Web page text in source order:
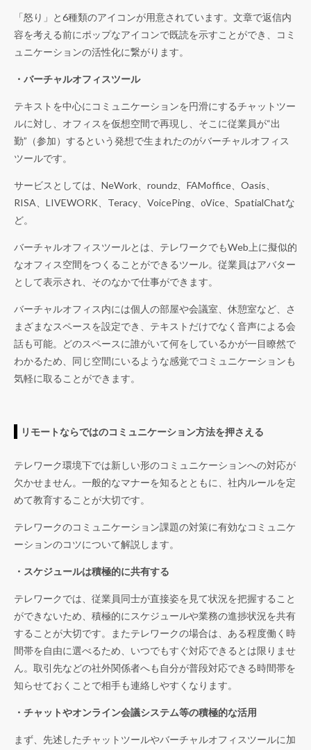
「怒り」と6種類のアイコンが用意されています。文章で返信内
容を考える前にポップなアイコンで既読を示すことができ、コミ
ュニケーションの活性化に繋がります。
・バーチャルオフィスツール
テキストを中心にコミュニケーションを円滑にするチャットツー
ルに対し、オフィスを仮想空間で再現し、そこに従業員が“出
勤”（参加）するという発想で生まれたのがバーチャルオフィス
ツールです。
サービスとしては、NeWork、roundz、FAMoffice、Oasis、
RISA、LIVEWORK、Teracy、VoicePing、oVice、SpatialChatな
ど。
バーチャルオフィスツールとは、テレワークでもWeb上に擬似的
なオフィス空間をつくることができるツール。従業員はアバター
として表示され、そのなかで仕事ができます。
バーチャルオフィス内には個人の部屋や会議室、休憩室など、さ
まざまなスペースを設定でき、テキストだけでなく音声による会
話も可能。どのスペースに誰がいて何をしているかが一目瞭然で
わかるため、同じ空間にいるような感覚でコミュニケーションも
気軽に取ることができます。
リモートならではのコミュニケーション方法を押さえる
テレワーク環境下では新しい形のコミュニケーションへの対応が
欠かせません。一般的なマナーを知るとともに、社内ルールを定
めて教育することが大切です。
テレワークのコミュニケーション課題の対策に有効なコミュニケ
ーションのコツについて解説します。
・スケジュールは積極的に共有する
テレワークでは、従業員同士が直接姿を見て状況を把握すること
ができないため、積極的にスケジュールや業務の進捗状況を共有
することが大切です。またテレワークの場合は、ある程度働く時
間帯を自由に選べるため、いつでもすぐ対応できるとは限りませ
ん。取引先などの社外関係者へも自分が普段対応できる時間帯を
知らせておくことで相手も連絡しやすくなります。
・チャットやオンライン会議システム等の積極的な活用
まず、先述したチャットツールやバーチャルオフィスツールに加